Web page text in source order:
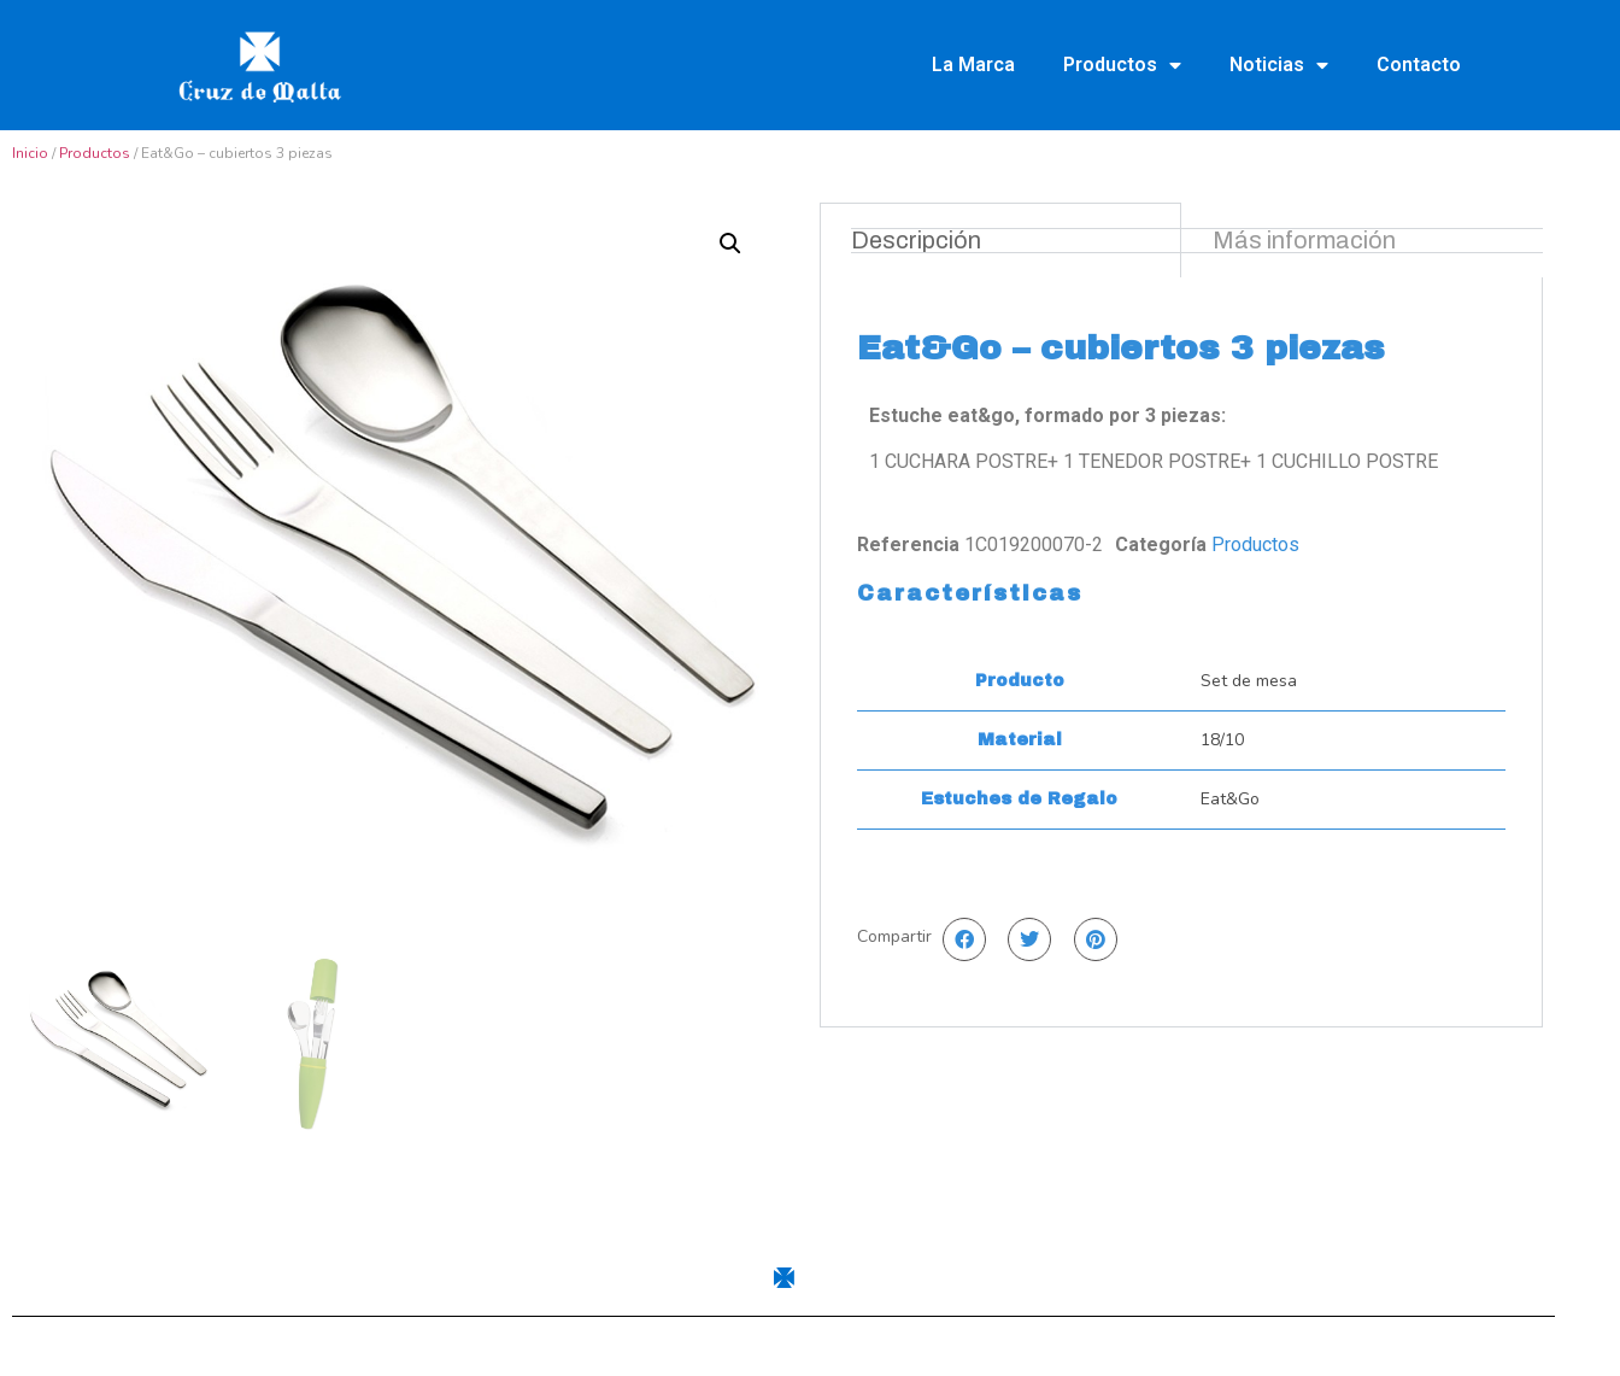
La Marca Productos Noticias Contacto
Inicio /Productos / Eat&Go – cubiertos 3 piezas
Descripción Más información
Eat&Go – cubiertos 3 piezas
Estuche eat&go, formado por 3 piezas:
1 CUCHARA POSTRE+ 1 TENEDOR POSTRE+ 1 CUCHILLO POSTRE
Referencia 1C019200070-2 Categoría Productos
Características
Producto Set de mesa
Material 18/10
Estuches de Regalo Eat&Go
Compartir